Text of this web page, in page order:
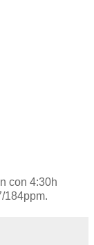
con 4:30h
184ppm.